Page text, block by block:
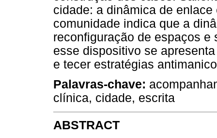
cidade: a dinâmica de
comunidade indica que a
reconfiguração de espaços e
esse dispositivo se
e tecer estratégias
Palavras-chave:
clínica, cidade, escrita
ABSTRACT